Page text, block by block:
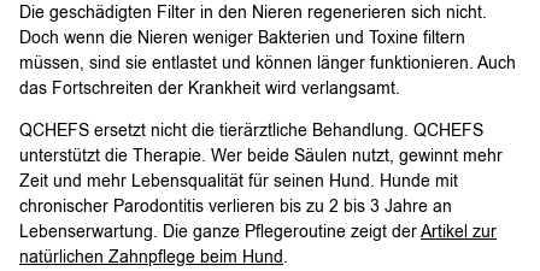
Die geschädigten Filter in den Nieren regenerieren sich nicht.
Doch wenn die Nieren weniger Bakterien und Toxine filtern
müssen, sind sie entlastet und können länger funktionieren. Auch
das Fortschreiten der Krankheit wird verlangsamt.
QCHEFS ersetzt nicht die tierärztliche Behandlung. QCHEFS
unterstützt die Therapie. Wer beide Säulen nutzt, gewinnt mehr
Zeit und mehr Lebensqualität für seinen Hund. Hunde mit
chronischer Parodontitis verlieren bis zu 2 bis 3 Jahre an
Lebenserwartung. Die ganze Pflegeroutine zeigt derArtikel zur
natürlichen Zahnpflege beim Hund.